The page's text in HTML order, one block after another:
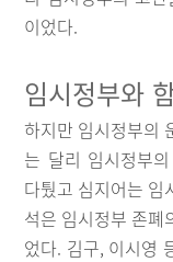
이었다.
임시정부와
하지만 임시정부의
는 달리 임시정부
다퉜고 심지어는 임
석은 임시정부 존폐
었다. 김구, 이시영